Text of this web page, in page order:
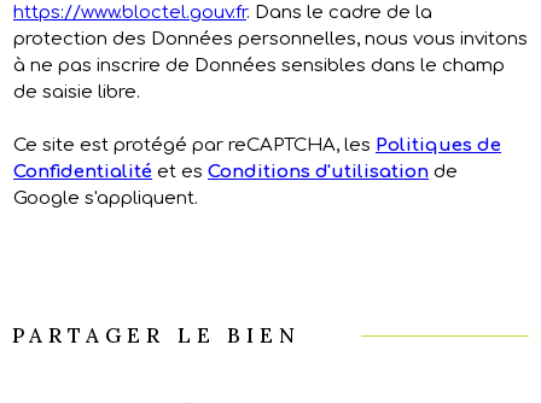
https://www.bloctel.gouv.fr. Dans le cadre de la
protection des Données personnelles, nous vous invitons
à ne pas inscrire de Données sensibles dans le champ
de saisie libre.
Ce site est protégé par reCAPTCHA, les Politiques de
Confidentialité et es Conditions d'utilisation de
Google s'appliquent.
PARTAGER LE BIEN